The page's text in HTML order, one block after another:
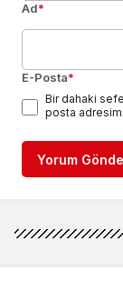
Ad*
E-Posta*
Bir dahaki
posta
Yorum